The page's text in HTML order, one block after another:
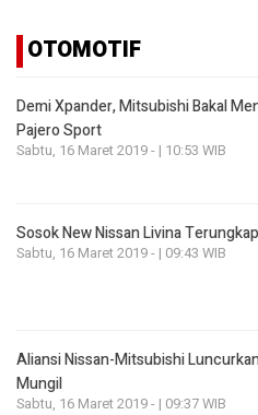
OTOMOTIF
Demi Xpander, Mitsubishi Bakal
Pajero Sport
Sabtu, 16 Maret 2019 - | 10:53 WIB
Sosok New Nissan Livina
Sabtu, 16 Maret 2019 - | 09:43 WIB
Aliansi Nissan-Mitsubishi
Mungil
Sabtu, 16 Maret 2019 - | 09:37 WIB